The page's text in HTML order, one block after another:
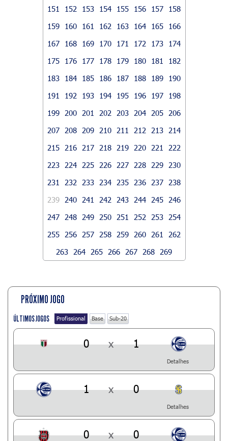
151
152 153 154 155 156 157
158
159
160 161 162 163 164 165
166
167
168 169 170 171 172 173
174
175
176 177 178 179 180 181
182
183
184 185 186 187 188 189
190
191
192 193 194 195 196 197
198
199
200 201 202 203 204 205
206
207
208 209 210 211 212 213
214
215
216 217 218 219 220 221
222
223
224 225 226 227 228 229
230
231
232 233 234 235 236 237
238
239
240 241 242 243 244 245
246
247
248 249 250 251 252 253
254
255
256 257 258 259 260 261
262
263
264 265 266 267 268 269
PRÓXIMO JOGO
ÚLTIMOS JOGOS Profissional Base Sub-20
0 x 1
Detalhes
1 x 0
Detalhes
0 x 0